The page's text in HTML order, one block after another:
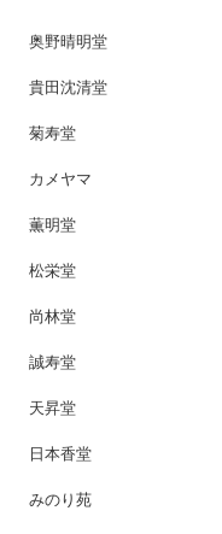
奥野晴明堂
貴田沈清堂
菊寿堂
カメヤマ
薫明堂
松栄堂
尚林堂
誠寿堂
天昇堂
日本香堂
みのり苑